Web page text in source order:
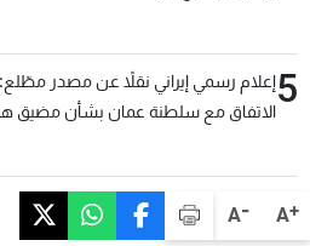
A+
A-
5إعلام رسمي إيراني نقلاً عن مصدر مطّلع:
الاتفاق مع سلطنة عمان بشأن مضيق